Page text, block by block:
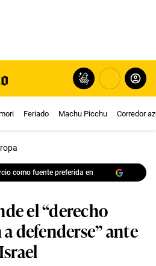
Feriado Machu Picchu Corredor
como fuente preferida en
el “derecho
defenderse” ante